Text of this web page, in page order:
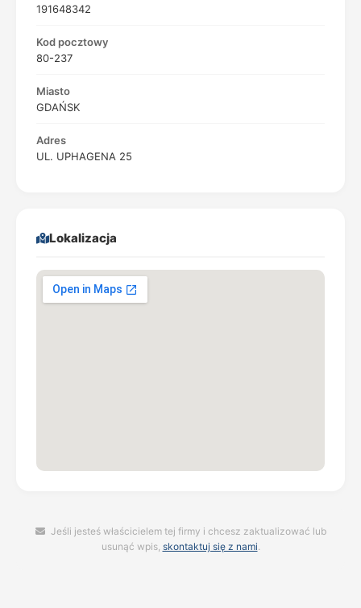
191648342
Kod pocztowy
80-237
Miasto
GDAŃSK
Adres
UL. UPHAGENA 25
Lokalizacja
Jeśli jesteś właścicielem tej firmy i chcesz zaktualizować lub
usunąć wpis, skontaktuj się z nami.